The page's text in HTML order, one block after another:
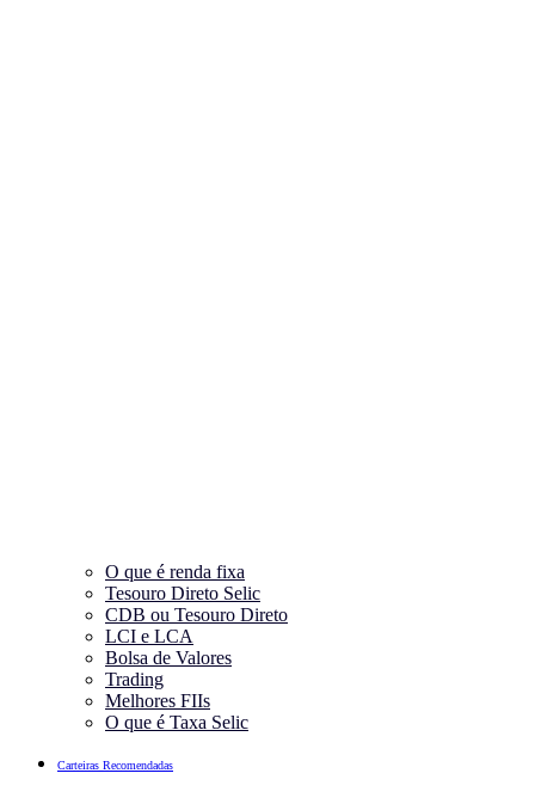
O que é renda fixa
Tesouro Direto Selic
CDB ou Tesouro Direto
LCI e LCA
Bolsa de Valores
Trading
Melhores FIIs
O que é Taxa Selic
Carteiras Recomendadas